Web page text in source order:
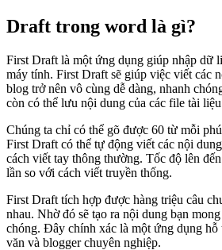
Draft trong word là gì?
First Draft là một ứng dụng giúp nhập dữ
máy tính. First Draft sẽ giúp việc viết các
blog trở nên vô cùng dễ dàng, nhanh
còn có thể lưu nội dung của các file tài
Chúng ta chỉ có thể gõ được 60 từ mỗi
First Draft có thể tự động viết các nội
cách viết tay thông thường. Tốc độ lên
lần so với cách viết truyền thống.
First Draft tích hợp được hàng triệu câu
nhau. Nhờ đó sẽ tạo ra nội dung bạn
chóng. Đây chính xác là một ứng dụng hỗ
văn và blogger chuyên nghiệp.